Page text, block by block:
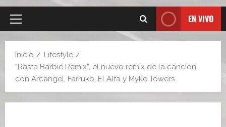
Menú
EN VIVO
Inicio
Lifestyle
“Rasta Barbie Remix”, el nuevo remix de la canción
con Arcangel, Farruko, El Alfa y Myke Towers